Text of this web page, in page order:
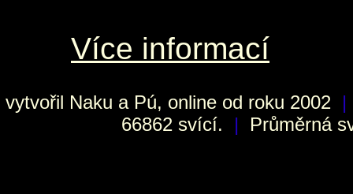
Více informací
vytvořil Naku a Pú, online od roku 2002 |
66862 svící.
| Průměrná